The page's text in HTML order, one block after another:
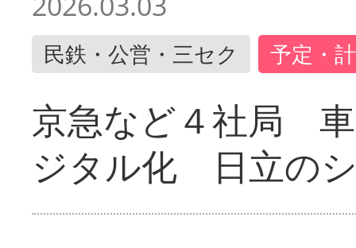
民鉄・公営・三セク 予定・
京急など４社局
ジタル化 日立の